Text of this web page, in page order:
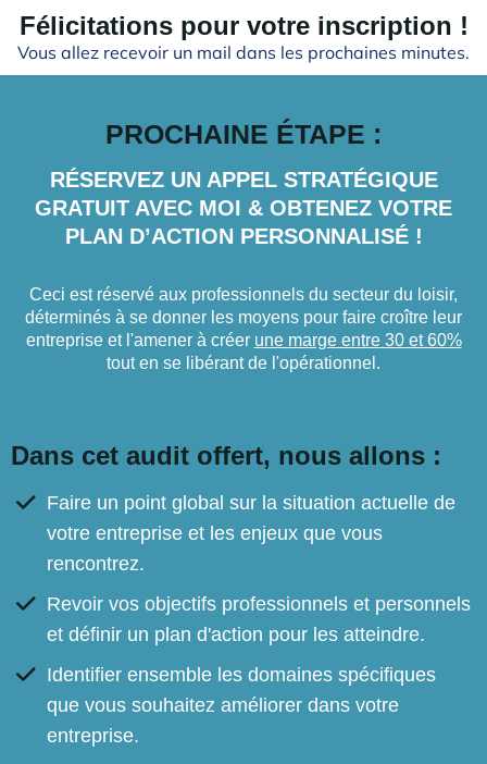
Félicitations pour votre inscription !
Vous allez recevoir un mail dans les prochaines minutes.
PROCHAINE ÉTAPE :
RÉSERVEZ UN APPEL STRATÉGIQUE
GRATUIT AVEC MOI & OBTENEZ VOTRE
PLAN D’ACTION PERSONNALISÉ !
Ceci est réservé aux professionnels du secteur du loisir,
déterminés à se donner les moyens pour faire croître leur
entreprise et l'amener à créer une marge entre 30 et 60%
tout en se libérant de l'opérationnel.
Dans cet audit offert, nous allons :
Faire un point global sur la situation actuelle de
votre entreprise et les enjeux que vous
rencontrez.
Revoir vos objectifs professionnels et personnels
et définir un plan d'action pour les atteindre.
​Identifier ensemble les domaines spécifiques
que vous souhaitez améliorer dans votre
entreprise.